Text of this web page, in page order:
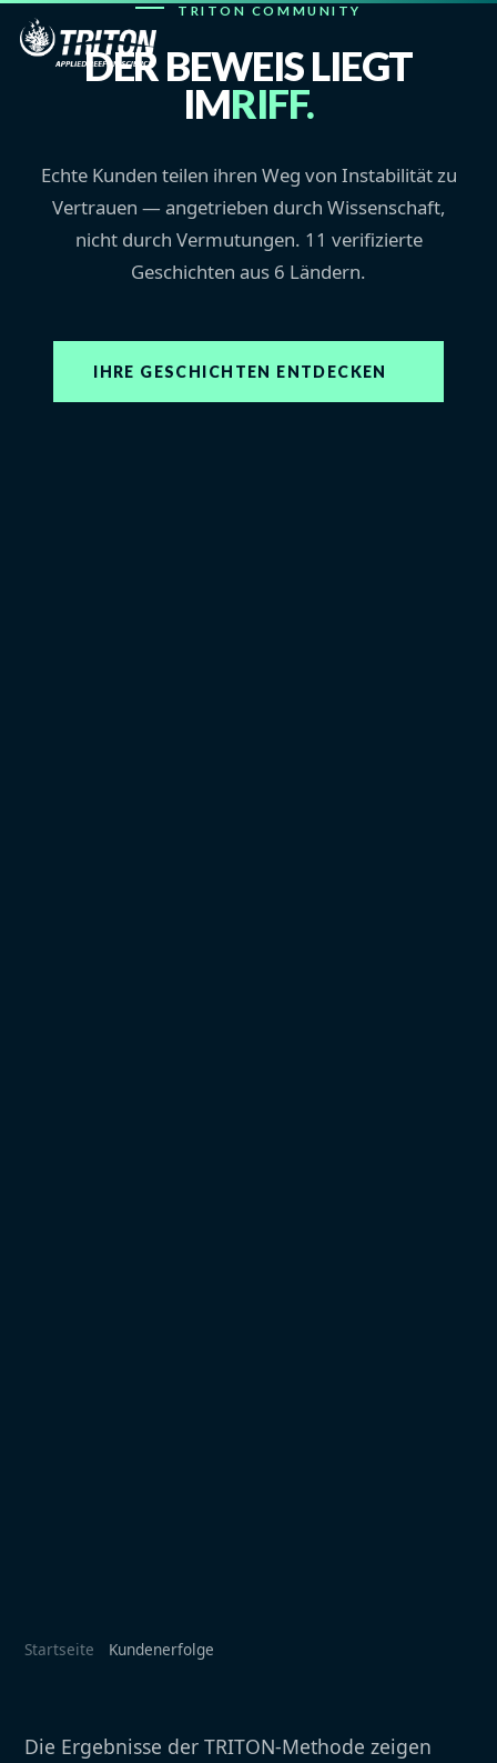
Startseite Kundenerfolge
TRITON COMMUNITY
DER BEWEIS LIEGT
IMRIFF.
Echte Kunden teilen ihren Weg von Instabilität zu
Vertrauen — angetrieben durch Wissenschaft,
nicht durch Vermutungen. 11 verifizierte
Geschichten aus 6 Ländern.
IHRE GESCHICHTEN ENTDECKEN
Die Ergebnisse der TRITON-Methode zeigen